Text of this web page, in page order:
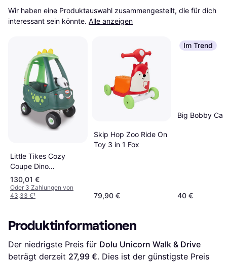
Wir haben eine Produktauswahl zusammengestellt, die für dich
interessant sein könnte. Alle anzeigen
Little Tikes Cozy
Coupe Dino
Rutschauto Grün
130,01 €
Oder 3 Zahlungen von
43,33 €¹
Skip Hop Zoo Ride On
Toy 3 in 1 Fox
79,90 €
Im Trend
Big Bobby
40 €
Produktinformationen
Der niedrigste Preis für Dolu Unicorn Walk & Drive
beträgt derzeit 27,99 €. Dies ist der günstigste Preis